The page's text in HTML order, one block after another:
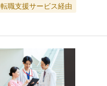
転職支援サービス経由